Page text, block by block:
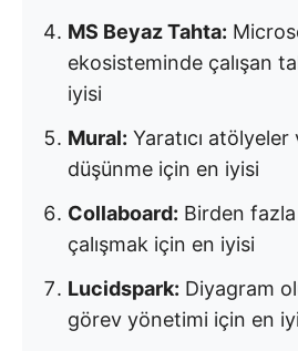
MS Beyaz Tahta:
ekosisteminde çalışan
iyisi
Mural: Yaratıcı atölyeler
düşünme için en iyisi
Collaboard: Birden
çalışmak için en iyisi
Lucidspark: Diyagram
görev yönetimi için en